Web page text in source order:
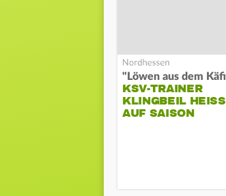
KSV-TRAINER
KLINGBEIL HEISS A
UF SAISON